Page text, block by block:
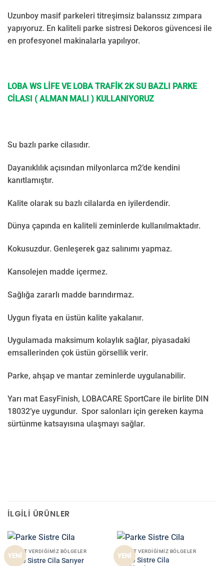
Uzunboy masif parkeleri titreşimsiz balanssız zımpara
yapıyoruz. En kaliteli parke sistresi Dekoros güvencesi ile
en profesyonel makinalarla yapılıyor.
LOBA WS LİFE VE LOBA TRAFİK 2K SU BAZLI PARKE
CİLASI ( ALMAN MALI ) KULLANIYORUZ
Su bazlı parke cilasıdır.
Dayanıklılık açısından milyonlarca m2’de kendini
kanıtlamıştır.
Kalite olarak su bazlı cilalarda en iyilerdendir.
Dünya çapında en kaliteli zeminlerde kullanılmaktadır.
Kokusuzdur. Genleşerek gaz salınımı yapmaz.
Kansolejen madde içermez.
Sağlığa zararlı madde barındırmaz.
Uygun fiyata en üstün kalite yakalanır.
Uygulamada maksimum kolaylık sağlar, piyasadaki
emsallerinden çok üstün görsellik verir.
Parke, ahşap ve mantar zeminlerde uygulanabilir.
Yarı mat EasyFinish, LOBACARE SportCare ile birlite DIN
18032’ye uygundur. Spor salonları için gereken kayma
sürtünme katsayısına ulaşmayı sağlar.
İLGILI ÜRÜNLER
YENİ
HIZMET VERDIĞIMIZ BÖLGELER
Parke Sistre Cila Sarıyer
YENİ
HIZMET VERDIĞIMIZ BÖLGELER
Parke Sistre Cila